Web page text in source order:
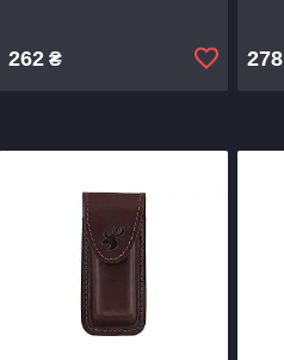
262₴ 278